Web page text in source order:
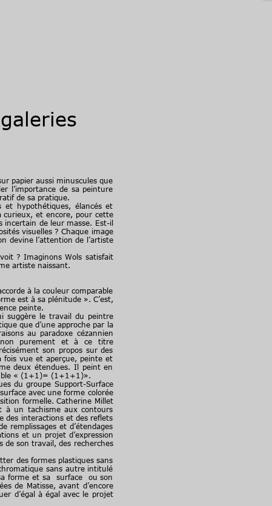
papier aussi minuscules que
l’importance de sa peinture
de sa pratique.
hypothétiques, élancés et
curieux, et encore, pour cette
incertain de leur masse. Est-il
visuelles ? Chaque image
devine l’attention de l’artiste
? Imaginons Wols satisfait
artiste naissant.
à la couleur comparable
est à sa plénitude ». C’est,
peinte.
suggère le travail du peintre
que d’une approche par la
au paradoxe cézannien
purement et à ce titre
son propos sur des
fois vue et aperçue, peinte et
deux étendues. Il peint en
« (1+1)= (1+1+1)».
du groupe Support-Surface
avec une forme colorée
formelle. Catherine Millet
à un tachisme aux contours
des interactions et des reflets
et d’étendages
et un projet d’expression
son travail, des recherches
des formes plastiques sans
sans autre intitulé
forme et sa surface ou son
de Matisse, avant d’encore
d’égal à égal avec le projet